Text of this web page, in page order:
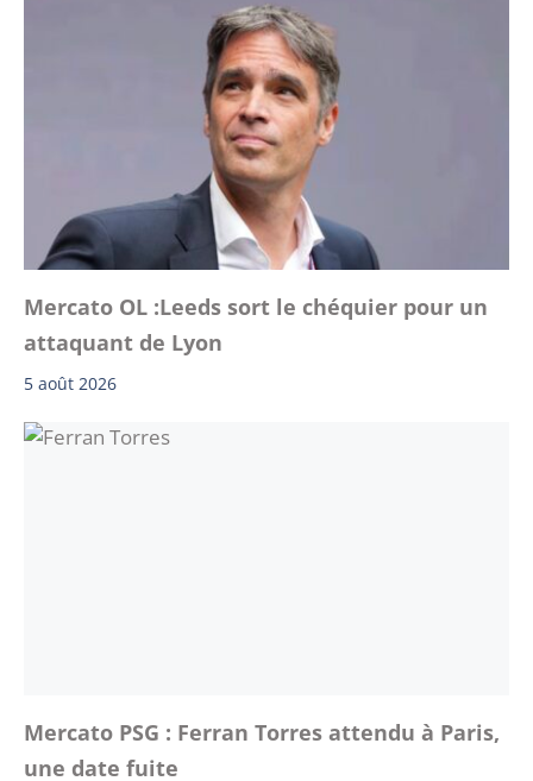
Mercato OL :Leeds sort le chéquier pour un
attaquant de Lyon
5 août 2026
Mercato PSG : Ferran Torres attendu à Paris,
une date fuite